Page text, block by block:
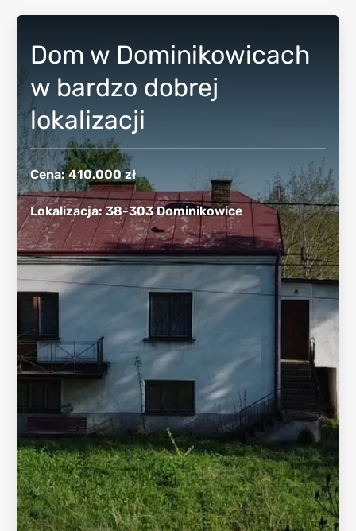
Dom w Dominikowicach
w bardzo dobrej
lokalizacji
Cena:410.000 zł
Lokalizacja:38-303 Dominikowice